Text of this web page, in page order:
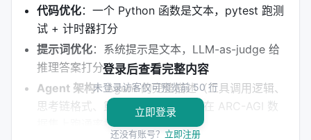
代码优化：一个 Python 函数是文本，pytest 跑测
试 + 计时器打分
提示词优化：系统提示是文本，LLM-as-judge 给
推理答案打分
Agent 架构：Agent 的完整描述（工具调用逻辑、
思考链格式、重试策略）是文本，在 ARC-AGI 数
据集上跑通率打分
登录后查看完整内容
未登录访客仅可预览前 50 行
立即登录
还没有账号？ 立即注册